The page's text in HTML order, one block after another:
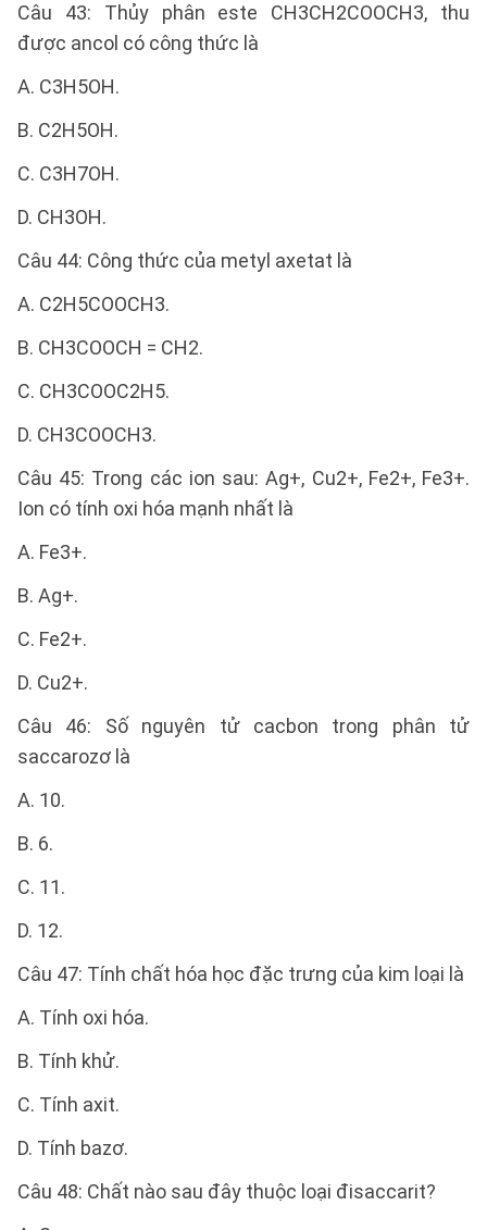
Câu 43: Thủy phân este CH3CH2COOCH3, thu
được ancol có công thức là
A. C3H5OH.
B. C2H5OH.
C. C3H7OH.
D. CH3OH.
Câu 44: Công thức của metyl axetat là
A. C2H5COOCH3.
B. CH3COOCH = CH2.
C. CH3COOC2H5.
D. CH3COOCH3.
Câu 45: Trong các ion sau: Ag+, Cu2+, Fe2+, Fe3+.
Ion có tính oxi hóa mạnh nhất là
A. Fe3+.
B. Ag+.
C. Fe2+.
D. Cu2+.
Câu 46: Số nguyên tử cacbon trong phân tử
saccarozơ là
A. 10.
B. 6.
C. 11.
D. 12.
Câu 47: Tính chất hóa học đặc trưng của kim loại là
A. Tính oxi hóa.
B. Tính khử.
C. Tính axit.
D. Tính bazơ.
Câu 48: Chất nào sau đây thuộc loại đisaccarit?